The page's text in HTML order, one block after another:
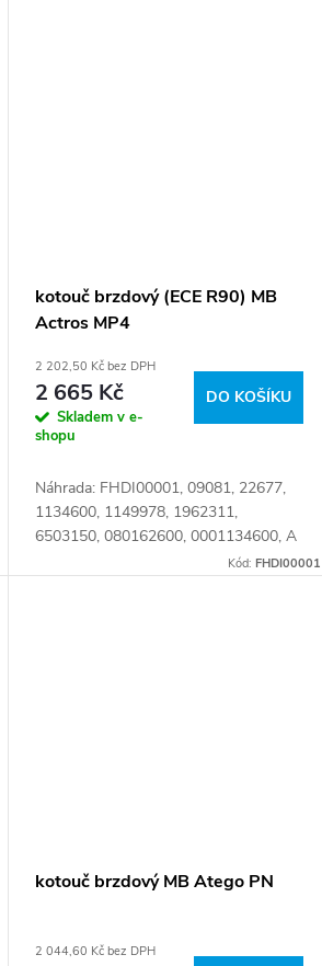
kotouč brzdový (ECE R90) MB
Actros MP4
2 202,50 Kč bez DPH
2 665 Kč
Skladem v e-
shopu
DO KOŠÍKU
Náhrada: FHDI00001, 09081, 22677,
1134600, 1149978, 1962311,
6503150, 080162600, 0001134600, A
942 421 09 12, A 942 421 10 12, A
Kód: FHDI00001
kotouč brzdový MB Atego PN
2 044,60 Kč bez DPH